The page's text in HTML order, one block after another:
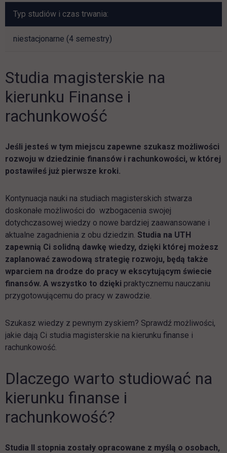
Typ studiów i czas trwania:
niestacjonarne (4 semestry)
Studia magisterskie na
kierunku Finanse i
rachunkowość
Jeśli jesteś w tym miejscu zapewne szukasz możliwości
rozwoju w dziedzinie finansów i rachunkowości, w której
postawiłeś już pierwsze kroki.
Kontynuacja nauki na studiach magisterskich stwarza
doskonałe możliwości do wzbogacenia swojej
dotychczasowej wiedzy o nowe bardziej zaawansowane i
aktualne zagadnienia z obu dziedzin. Studia na UTH
zapewnią Ci solidną dawkę wiedzy, dzięki której możesz
zaplanować zawodową strategię rozwoju, będą także
wparciem na drodze do pracy w ekscytującym świecie
finansów. A wszystko to dzięki praktycznemu nauczaniu
przygotowującemu do pracy w zawodzie.
Szukasz wiedzy z pewnym zyskiem? Sprawdź możliwości,
jakie dają Ci studia magisterskie na kierunku finanse i
rachunkowość.
Dlaczego warto studiować na
kierunku finanse i
rachunkowość?
Studia II stopnia zostały opracowane z myślą o osobach,